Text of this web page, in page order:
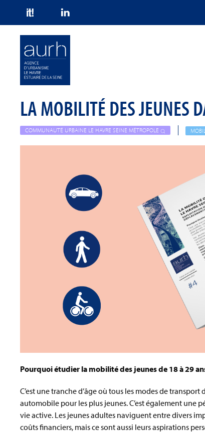
LA MOBILITÉ DES JEUNES
COMMUNAUTÉ URBAINE LE HAVRE SEINE MÉTROPOLE
Pourquoi étudier la mobilité des jeunes de 18 à 29
C’est une tranche d’âge où tous les modes de
automobile pour les plus jeunes. C’est également une
vie active. Les jeunes adultes naviguent entre divers
coûts financiers, mais ce sont aussi leurs aspirations